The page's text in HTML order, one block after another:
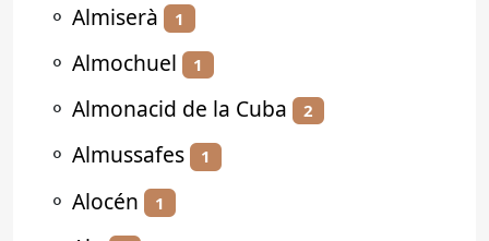
⚬ Almiserà 1
⚬ Almochuel 1
⚬ Almonacid de la Cuba 2
⚬ Almussafes 1
⚬ Alocén 1